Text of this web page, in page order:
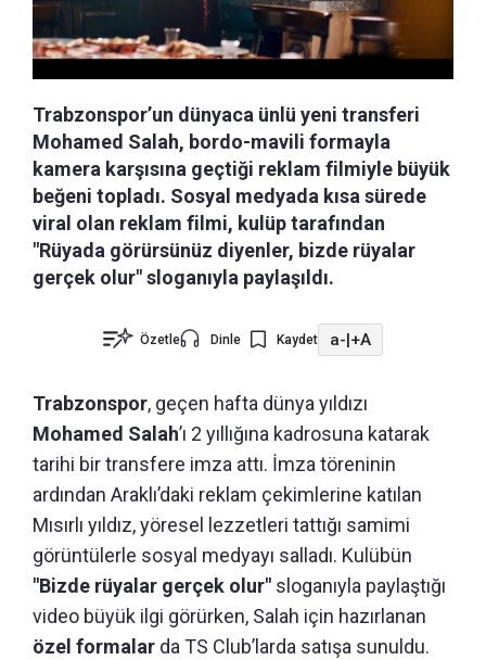
Trabzonspor’un dünyaca ünlü yeni transferi
Mohamed Salah, bordo-mavili formayla
kamera karşısına geçtiği reklam filmiyle büyük
beğeni topladı. Sosyal medyada kısa sürede
viral olan reklam filmi, kulüp tarafından
"Rüyada görürsünüz diyenler, bizde rüyalar
gerçek olur" sloganıyla paylaşıldı.
Özetle Dinle Kaydet a-|+A
Trabzonspor, geçen hafta dünya yıldızı
Mohamed Salah’ı 2 yıllığına kadrosuna katarak
tarihi bir transfere imza attı. İmza töreninin
ardından Araklı’daki reklam çekimlerine katılan
Mısırlı yıldız, yöresel lezzetleri tattığı samimi
görüntülerle sosyal medyayı salladı. Kulübün
"Bizde rüyalar gerçek olur" sloganıyla paylaştığı
video büyük ilgi görürken, Salah için hazırlanan
özel formalar da TS Club’larda satışa sunuldu.